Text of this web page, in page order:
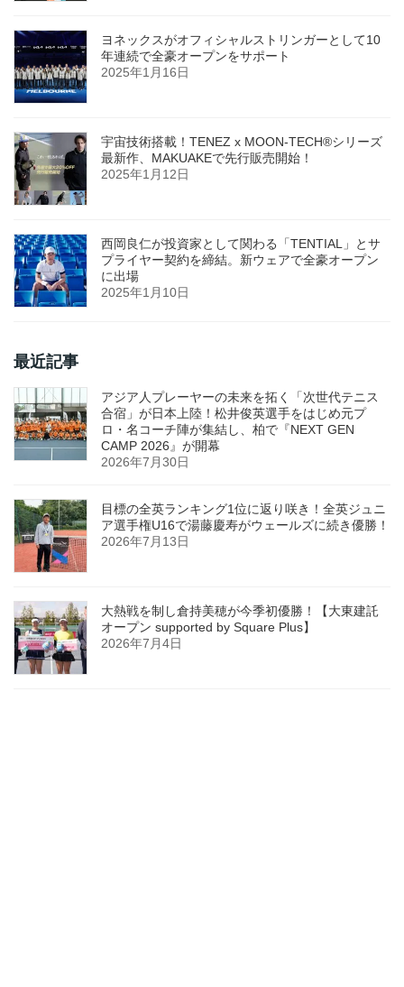
ヨネックスがオフィシャルストリンガーとして10
年連続で全豪オープンをサポート
2025年1月16日
宇宙技術搭載！TENEZ x MOON-TECH®シリーズ
最新作、MAKUAKEで先行販売開始！
2025年1月12日
西岡良仁が投資家として関わる「TENTIAL」とサ
プライヤー契約を締結。新ウェアで全豪オープン
に出場
2025年1月10日
最近記事
アジア人プレーヤーの未来を拓く「次世代テニス
合宿」が日本上陸！松井俊英選手をはじめ元プ
ロ・名コーチ陣が集結し、柏で『NEXT GEN
CAMP 2026』が開幕
2026年7月30日
目標の全英ランキング1位に返り咲き！全英ジュニ
ア選手権U16で湯藤慶寿がウェールズに続き優勝！
2026年7月13日
大熱戦を制し倉持美穂が今季初優勝！【大東建託
オープン supported by Square Plus】
2026年7月4日